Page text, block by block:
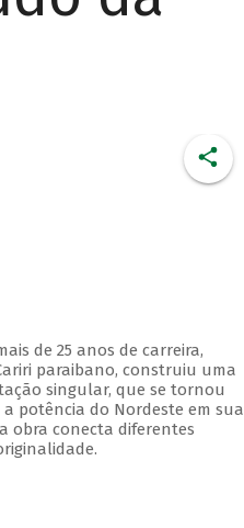
de 25 anos de carreira,
paraibano, construiu uma
singular, que se tornou
potência do Nordeste em sua
obra conecta diferentes